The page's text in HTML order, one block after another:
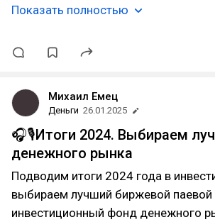
Показать полностью
Михаил Емец
Деньги 26.01.2025
🎧🎙️Итоги 2024. Выбираем
денежного рынка
Подводим итоги 2024 года в
выбираем лучший биржевой паевой
инвестиционный фонд денежного